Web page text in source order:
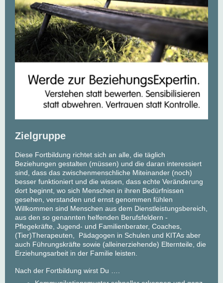
Zielgruppe
Diese Fortbildung richtet sich an alle, die täglich
Beziehungen gestalten (müssen) und die daran interessiert
sind, dass das zwischenmenschliche Miteinander (noch)
besser funktioniert und die wissen, dass echte Veränderung
dort beginnt, wo sich Menschen in ihren Bedürfnissen
gesehen, verstanden und ernst genommen fühlen
Willkommen sind Menschen aus dem Dienstleistungsbereich,
aus den so genannten helfenden Berufsfeldern -
Pflegekräfte, Jugend- und Familienberater, Coaches,
(Tier)Therapeuten, Pädagogen in Schulen und KITAs aber
auch Führungskräfte sowie (alleinerziehende) Elternteile, die
Erziehungsarbeit in der Familie leisten.
Nach der Fortbildung wirst Du ….